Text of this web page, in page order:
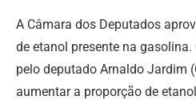
A Câmara dos Deputados
de etanol presente na
pelo deputado Arnaldo Jardim
aumentar a proporção de